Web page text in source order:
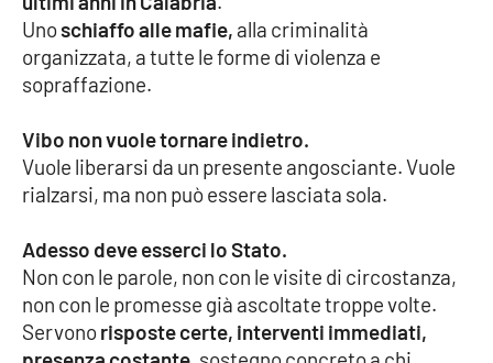
STREAMING
LaC TV
LaC OnAir
EDIZIONI
LOCALI
Catanzaro
Unoschiaffo alle mafie, alla criminalità
organizzata, a tutte le forme di violenza e
sopraffazione.
Vibo non vuole tornare indietro.
Vuole liberarsi da un presente angosciante. Vuole
rialzarsi, ma non può essere lasciata sola.
Adesso deve esserci lo Stato.
Non con le parole, non con le visite di circostanza,
non con le promesse già ascoltate troppe volte.
Servonorisposte certe, interventi immediati,